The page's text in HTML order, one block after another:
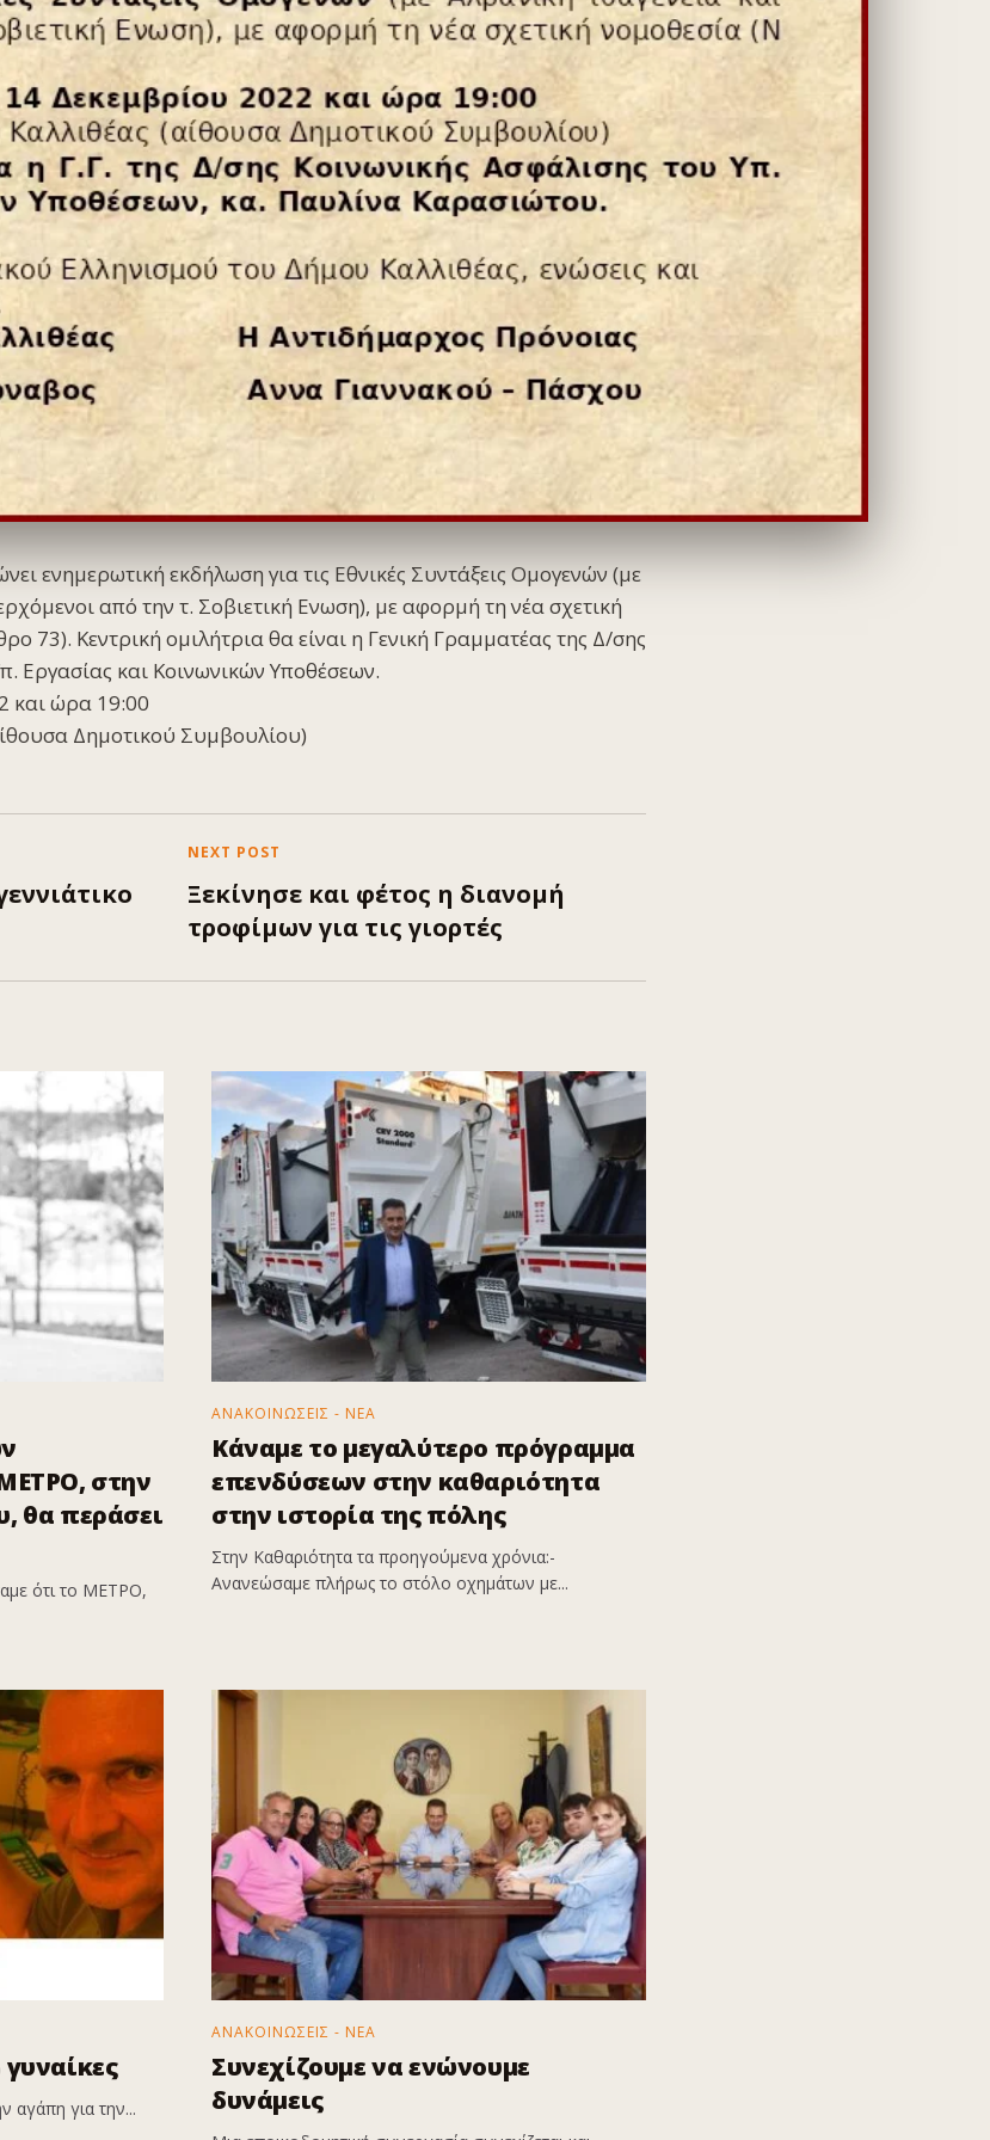
ενημερωτική εκδήλωση για τις Εθνικές Συντάξεις Ομογενών (με
από την τ. Σοβιετική Ενωση), με αφορμή τη νέα σχετική
73). Κεντρική ομιλήτρια θα είναι η Γενική Γραμματέας της Δ/σης
Εργασίας και Κοινωνικών Υποθέσεων.
και ώρα 19:00
Δημοτικού Συμβουλίου)
NEXT POST
Ξεκίνησε και φέτος η διανομή
τροφίμων για τις γιορτές
στην
θα περάσει
ότι το ΜΕΤΡΟ,
ΑΝΑΚΟΙΝΩΣΕΙΣ - ΝΕΑ
Κάναμε το μεγαλύτερο πρόγραμμα
επενδύσεων στην καθαριότητα
στην ιστορία της πόλης
Στην Καθαριότητα τα προηγούμενα χρόνια:-
Ανανεώσαμε πλήρως το στόλο οχημάτων με...
αγάπη για την...
ΑΝΑΚΟΙΝΩΣΕΙΣ - ΝΕΑ
Συνεχίζουμε να ενώνουμε
δυνάμεις